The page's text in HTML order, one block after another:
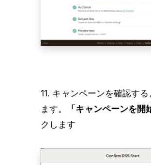
11. キャンペーンを確認す
ます。
「キャンペーンを開
クします